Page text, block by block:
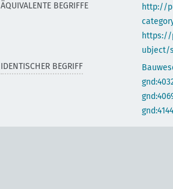
ÄQUIVALENTE BEGRIFFE
http://
https://
ubject/
IDENTISCHER BEGRIFF